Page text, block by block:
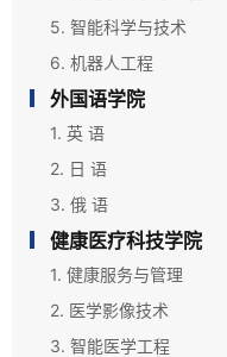
5. 智能科学与技术
6. 机器人工程
外国语学院
1. 英 语
2. 日 语
3. 俄 语
健康医疗科技学院
1. 健康服务与管理
2. 医学影像技术
3. 智能医学工程